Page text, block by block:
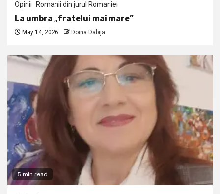
Opinii Romanii din jurul Romaniei
La umbra „fratelui mai mare”
May 14, 2026 Doina Dabija
5 min read